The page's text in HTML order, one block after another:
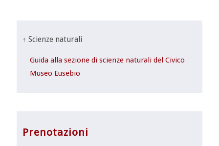
↑ Scienze naturali
Guida alla sezione di scienze naturali del Civico
Museo Eusebio
Prenotazioni